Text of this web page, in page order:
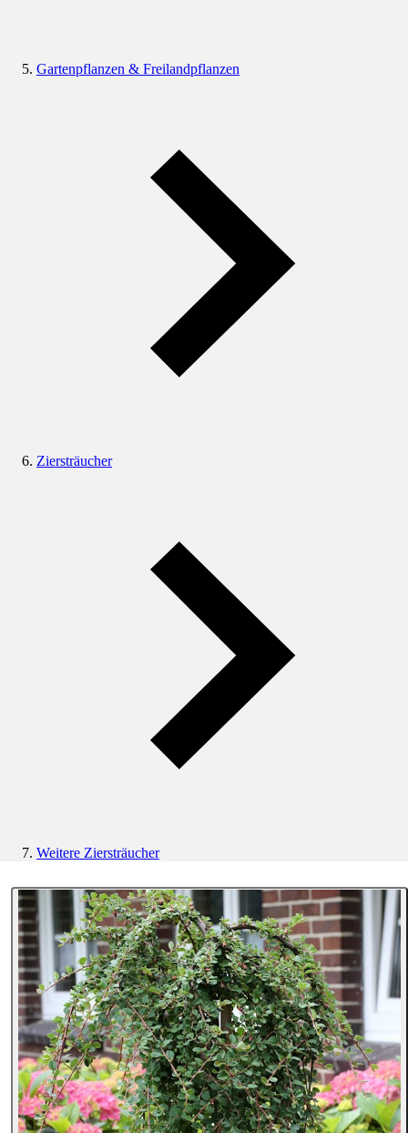
Gartenpflanzen & Freilandpflanzen
Ziersträucher
Weitere Ziersträucher